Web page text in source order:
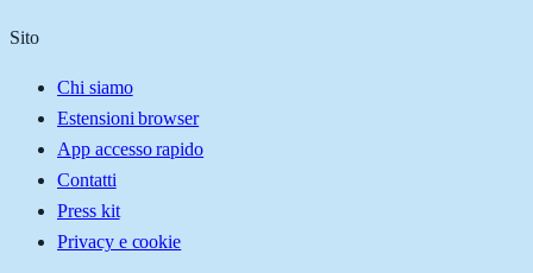
Sito
Chi siamo
Estensioni browser
App accesso rapido
Contatti
Press kit
Privacy e cookie